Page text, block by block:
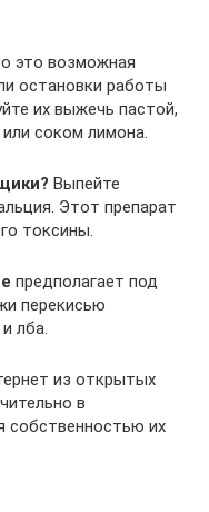
это возможная
остановки работы
их выжечь пастой,
соком лимона.
Выпейте
Этот препарат
токсины.
предполагает под
перекисью
лба.
из открытых
в
собственностью их